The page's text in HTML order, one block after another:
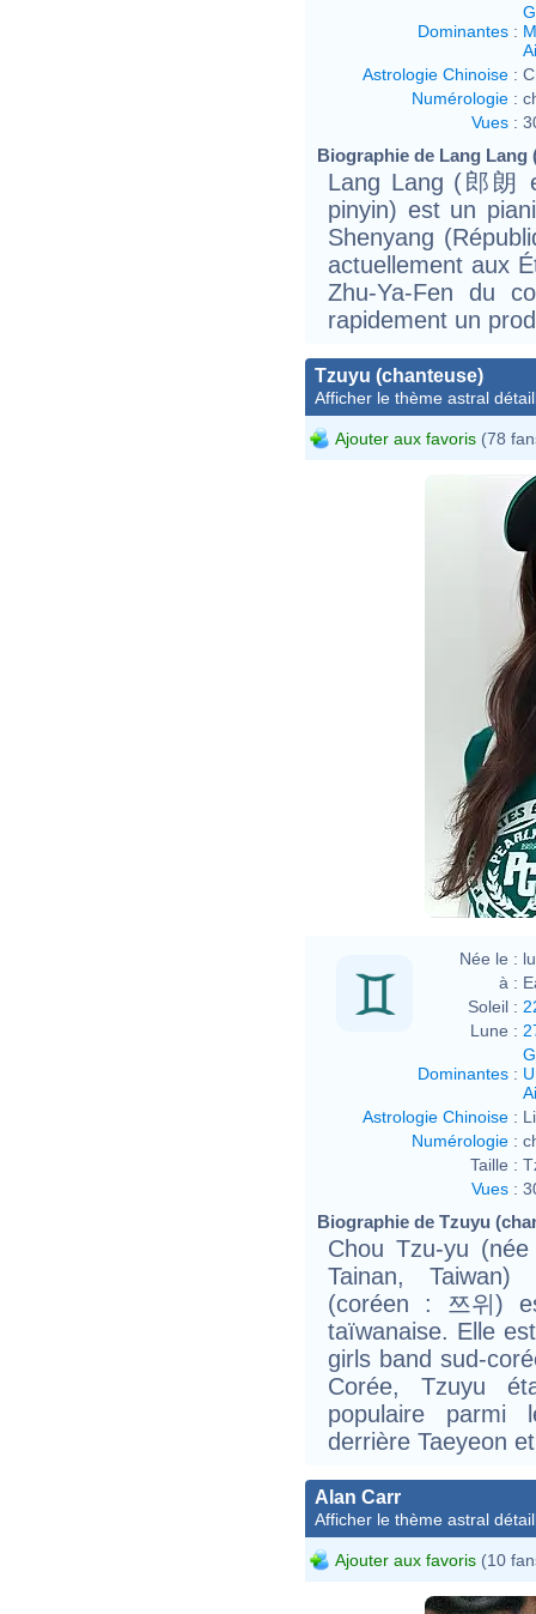
Dominantes :
Astrologie Chinoise :
Numérologie :
Vues :
Biographie de Lang Lang
Lang Lang (郎朗
pinyin) est un
Shenyang
actuellement aux
Zhu-Ya-Fen du
rapidement un
Tzuyu (chanteuse)
Afficher le thème astral
Ajouter aux favoris (78
Née le :
à :
Soleil :
Lune :
Dominantes :
Astrologie Chinoise :
Numérologie :
Taille :
Vues :
Biographie de Tzuyu
Chou Tzu-yu
Tainan,
(coréen : 쯔위)
taïwanaise. Elle
girls band sud-
Corée, Tzuyu
populaire parmi
derrière Taeyeon
Alan Carr
Afficher le thème astral
Ajouter aux favoris (10